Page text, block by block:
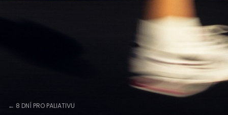
← 8 DNÍ PRO PALIATIVU